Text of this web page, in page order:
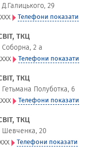
Д.Галицького, 29
Телефони показати
ТКЦ
Соборна, 2 а
Телефони показати
ТКЦ
Гетьмана Полуботка, 6
Телефони показати
ТКЦ
Шевченка, 20
Телефони показати